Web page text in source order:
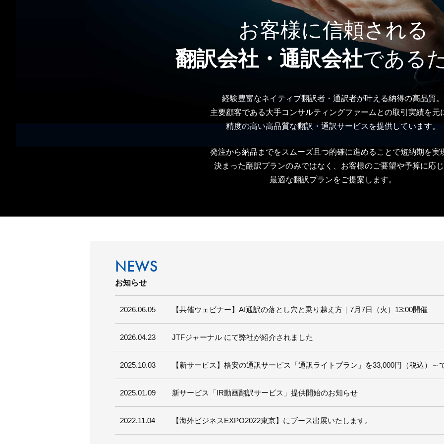
お客様に信頼される
翻訳会社・通訳会社である
経験豊富なネイティブ翻訳者・通訳者が叶える納得の高品質。
主要顧客である大手コンサルティングファームとの取引実績を元
精度の高い高品質な翻訳・通訳サービスを提供しています。
発注から納品までをスムーズ且つ的確に進めることで短納期を実
決まった翻訳プランのみではなく、お客様のご要望や予算に応
最適な翻訳プランをご提案します。
お知らせ
2026.06.05 【共催ウェビナー】AI通訳の落とし穴と乗り越え方｜7月7日（火）13:00開催
2026.04.23 JTFジャーナル にて弊社が紹介されました
2025.10.03 【新サービス】格安の通訳サービス「通訳ライトプラン」を33,000円（税込）～
2025.01.09 新サービス「IR動画翻訳サービス」提供開始のお知らせ
2022.11.04 【海外ビジネスEXPO2022東京】にブース出展いたします。